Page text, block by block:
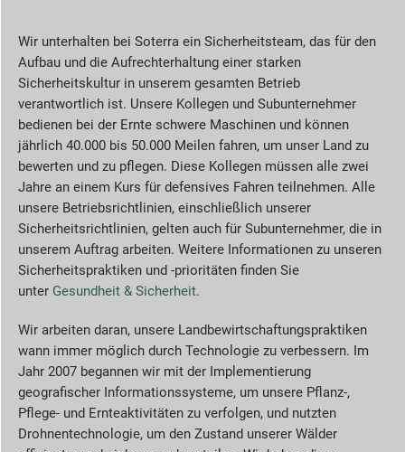
Wir unterhalten bei Soterra ein Sicherheitsteam, das für den
Aufbau und die Aufrechterhaltung einer starken
Sicherheitskultur in unserem gesamten Betrieb
verantwortlich ist. Unsere Kollegen und Subunternehmer
bedienen bei der Ernte schwere Maschinen und können
jährlich 40.000 bis 50.000 Meilen fahren, um unser Land zu
bewerten und zu pflegen. Diese Kollegen müssen alle zwei
Jahre an einem Kurs für defensives Fahren teilnehmen. Alle
unsere Betriebsrichtlinien, einschließlich unserer
Sicherheitsrichtlinien, gelten auch für Subunternehmer, die in
unserem Auftrag arbeiten. Weitere Informationen zu unseren
Sicherheitspraktiken und -prioritäten finden Sie
unter Gesundheit & Sicherheit.
Wir arbeiten daran, unsere Landbewirtschaftungspraktiken
wann immer möglich durch Technologie zu verbessern. Im
Jahr 2007 begannen wir mit der Implementierung
geografischer Informationssysteme, um unsere Pflanz-,
Pflege- und Ernteaktivitäten zu verfolgen, und nutzten
Drohnentechnologie, um den Zustand unserer Wälder